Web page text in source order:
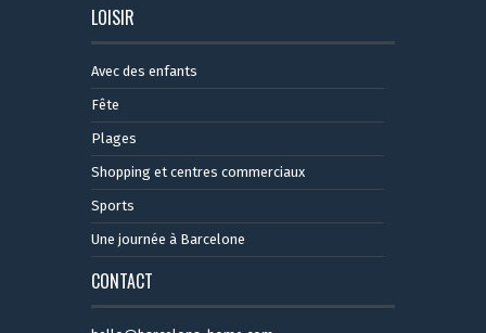
LOISIR
Avec des enfants
Fête
Plages
Shopping et centres commerciaux
Sports
Une journée à Barcelone
CONTACT